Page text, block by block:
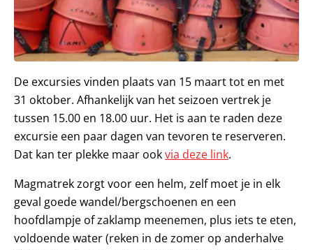
De excursies vinden plaats van 15 maart tot en met
31 oktober. Afhankelijk van het seizoen vertrek je
tussen 15.00 en 18.00 uur. Het is aan te raden deze
excursie een paar dagen van tevoren te reserveren.
Dat kan ter plekke maar ookvia deze link.
Magmatrek zorgt voor een helm, zelf moet je in elk
geval goede wandel/bergschoenen en een
hoofdlampje of zaklamp meenemen, plus iets te eten,
voldoende water (reken in de zomer op anderhalve